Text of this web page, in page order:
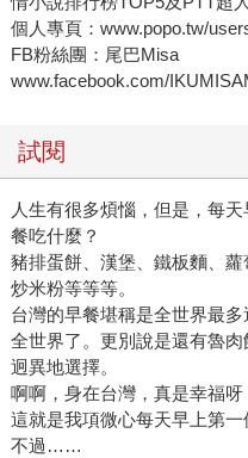
個人專頁：www.popo.tw/
FB粉絲團：尾巴Misa
www.facebook.com/
試閱
人生有很多煩惱，但是，每
餐吃什麼？
豬排蛋餅、漢堡、鐵板麵、蘿
炒米粉等等等。
台灣的早餐堪稱是全世界最
全世界了。更別說是還有魯
迥異地選擇。
啊啊，身在台灣，真是幸福呀
這就是我項微心每天早上第一
不過……